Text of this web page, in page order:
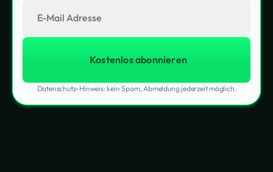
Datenschutz-Hinweis: kein Spam, Abmeldung jederzeit möglich.